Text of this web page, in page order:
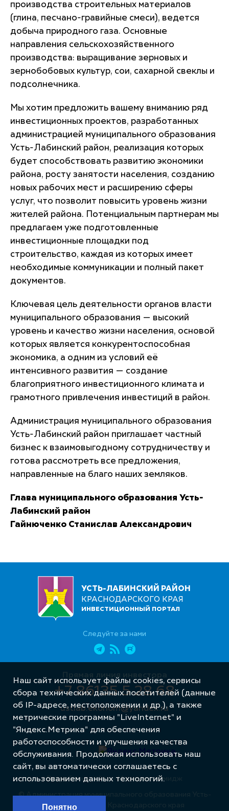
производства строительных материалов
(глина, песчано-гравийные смеси), ведется
добыча природного газа. Основные
направления сельскохозяйственного
производства: выращивание зерновых и
зернобобовых культур, сои, сахарной свеклы и
подсолнечника.
Мы хотим предложить вашему вниманию ряд
инвестиционных проектов, разработанных
администрацией муниципального образования
Усть-Лабинский район, реализация которых
будет способствовать развитию экономики
района, росту занятости населения, созданию
новых рабочих мест и расширению сферы
услуг, что позволит повысить уровень жизни
жителей района. Потенциальным партнерам мы
предлагаем уже подготовленные
инвестиционные площадки под
строительство, каждая из которых имеет
необходимые коммуникации и полный пакет
документов.
Ключевая цель деятельности органов власти
муниципального образования — высокий
уровень и качество жизни населения, основой
которых является конкурентоспособная
экономика, а одним из условий её
интенсивного развития — создание
благоприятного инвестиционного климата и
грамотного привлечения инвестиций в район.
Администрация муниципального образования
Усть-Лабинский район приглашает частный
бизнес к взаимовыгодному сотрудничеству и
готова рассмотреть все предложения,
направленные на благо наших земляков.
Глава муниципального образования Усть-
Лабинский район
Гайнюченко Станислав Александрович
УСТЬ-ЛАБИНСКИЙ РАЙОН
КРАСНОДАРСКОГО КРАЯ
ИНВЕСТИЦИОННЫЙ ПОРТАЛ
Следуйте за нами
Прямая линия инвестора
+7 86135 5 28 68
ustlab.ekonom@yandex.ru
© Администрация муниципального образования Усть-
Лабинский район Краснодарского края
Разработка сайта – Интернет-Имидж
Наш сайт использует файлы cookies, сервисы
сбора технических данных посетителей (данные
об IP-адресе, местоположении и др.), а также
метрические программы "LiveInternet" и
"Яндекс.Метрика" для обеспечения
работоспособности и улучшения качества
обслуживания. Продолжая использовать наш
сайт, вы автоматически соглашаетесь с
использованием данных технологий.
Понятно